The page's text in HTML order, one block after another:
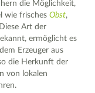
die Möglichkeit,
wie frischesObst,
Art der
ermöglicht es
Erzeuger aus
die Herkunft der
von lokalen